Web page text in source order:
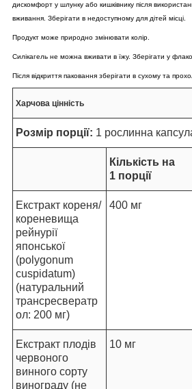
дискомфорт у шлунку або кишківнику після
вживання. Зберігати в недоступному для дітей місці.
Продукт може природно змінювати колір.
Силікагель не можна вживати в їжу. Зберігати у
Після відкриття паковання зберігати в сухому та
Харчова цінність
Розмір порції: 1 рослинна
Кількість на
1 порції
Екстракт кореня/
кореневища
рейнурії
японської
(polygonum
cuspidatum)
(натуральний
трансресвератр
ол: 200 мг)
400 мг
Екстракт плодів
червоного
винного сорту
винограду (не
10 мг